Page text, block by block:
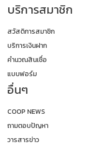
บริการสมาชิก
สวัสดิการสมาชิก
บริการเงินฝาก
คำนวณสินเชื่อ
แบบฟอร์ม
อื่นๆ
COOP NEWS
ถามตอบปัญหา
วารสารข่าว